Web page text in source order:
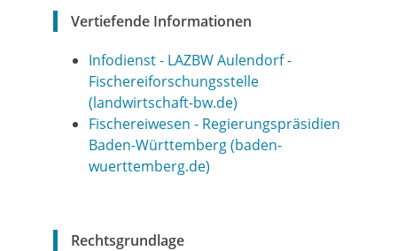
Vertiefende Informationen
Infodienst - LAZBW Aulendorf -
Fischereiforschungsstelle
(landwirtschaft-bw.de)
Fischereiwesen - Regierungspräsidien
Baden-Württemberg (baden-
wuerttemberg.de)
Rechtsgrundlage